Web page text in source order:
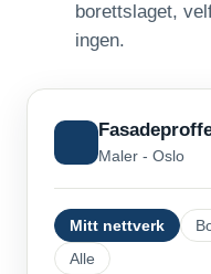
borettslaget,
ingen.
Maler - Oslo
Mitt nettverk
Alle